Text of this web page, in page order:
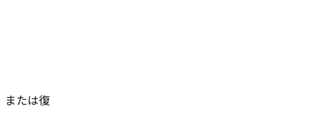
または復